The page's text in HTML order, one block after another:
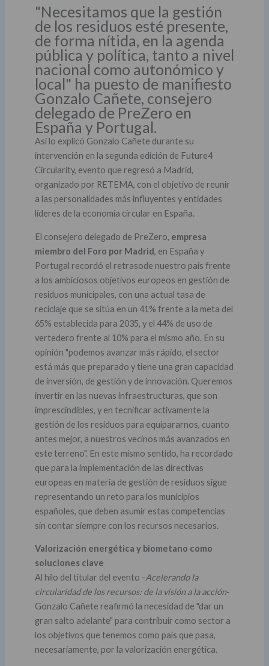
"Necesitamos que la gestión
de los residuos esté presente,
de forma nítida, en la agenda
pública y política, tanto a nivel
nacional como autonómico y
local" ha puesto de manifiesto
Gonzalo Cañete, consejero
delegado de PreZero en
España y Portugal.
Así lo explicó Gonzalo Cañete durante su
intervención en la segunda edición de Future4
Circularity, evento que regresó a Madrid,
organizado por RETEMA, con el objetivo de reunir
a las personalidades más influyentes y entidades
líderes de la economía circular en España.
El consejero delegado de PreZero, empresa
miembro del Foro por Madrid, en España y
Portugal recordó el retrasode nuestro país frente
a los ambiciosos objetivos europeos en gestión de
residuos municipales, con una actual tasa de
reciclaje que se sitúa en un 41% frente a la meta del
65% establecida para 2035, y el 44% de uso de
vertedero frente al 10% para el mismo año. En su
opinión "podemos avanzar más rápido, el sector
está más que preparado y tiene una gran capacidad
de inversión, de gestión y de innovación. Queremos
invertir en las nuevas infraestructuras, que son
imprescindibles, y en tecnificar activamente la
gestión de los residuos para equipararnos, cuanto
antes mejor, a nuestros vecinos más avanzados en
este terreno". En este mismo sentido, ha recordado
que para la implementación de las directivas
europeas en materia de gestión de residuos sigue
representando un reto para los municipios
españoles, que deben asumir estas competencias
sin contar siempre con los recursos necesarios.
Valorización energética y biometano como
soluciones clave
Al hilo del titular del evento -Acelerando la
circularidad de los recursos: de la visión a la acción-
Gonzalo Cañete reafirmó la necesidad de "dar un
gran salto adelante" para contribuir como sector a
los objetivos que tenemos como país que pasa,
necesariamente, por la valorización energética.